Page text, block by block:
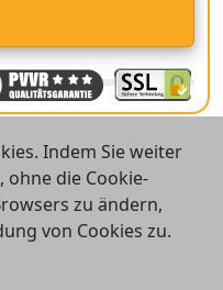
GmbH
Indem Sie weiter
ohne die Cookie-
zu ändern,
von Cookies zu.